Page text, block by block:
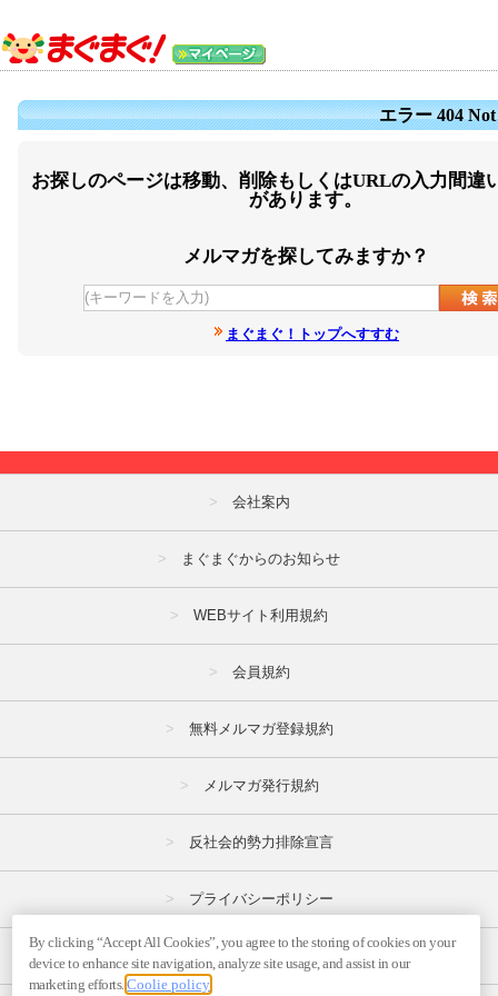
エラー 404
お探しのページは移動、削除もしくはURLの入力間違
があります。
メルマガを探してみますか？
まぐまぐ！トップへすすむ
会社案内
まぐまぐからのお知らせ
WEBサイト利用規約
会員規約
無料メルマガ登録規約
メルマガ発行規約
反社会的勢力排除宣言
プライバシーポリシー
特定商取引法
By clicking “Accept All Cookies”, you agree to the storing of cookies on your
device to enhance site navigation, analyze site usage, and assist in our
marketing efforts.Coolie policy